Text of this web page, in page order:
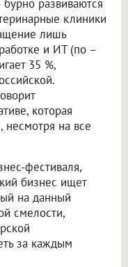
развиваются
клиники
лишь
и ИТ (по –
35 %,
которая
несмотря на все
фестиваля,
бизнес ищет
на данный
смелости,
за каждым